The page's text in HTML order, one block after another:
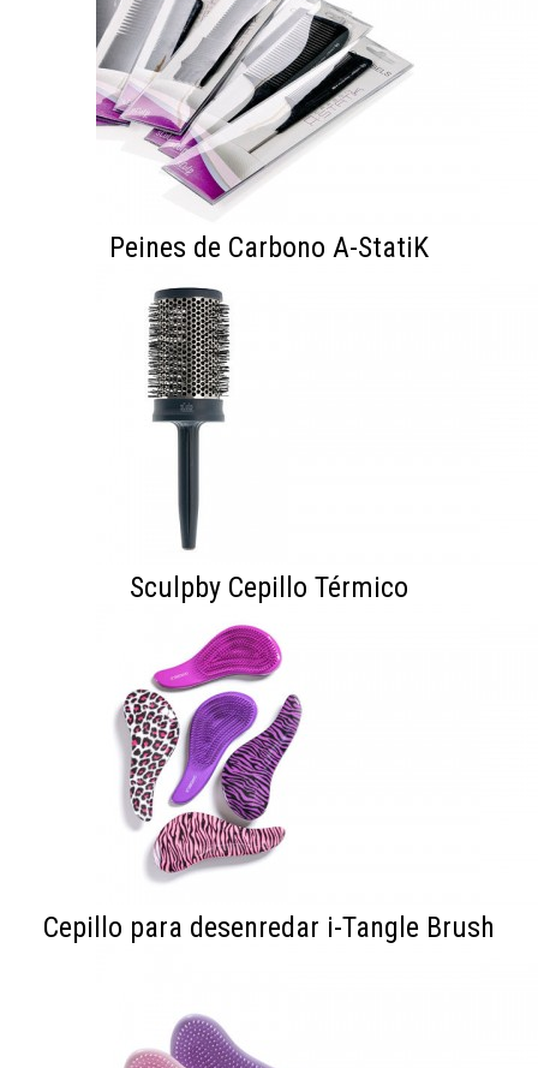
Peines de Carbono A-StatiK
Sculpby Cepillo Térmico
Cepillo para desenredar i-Tangle Brush